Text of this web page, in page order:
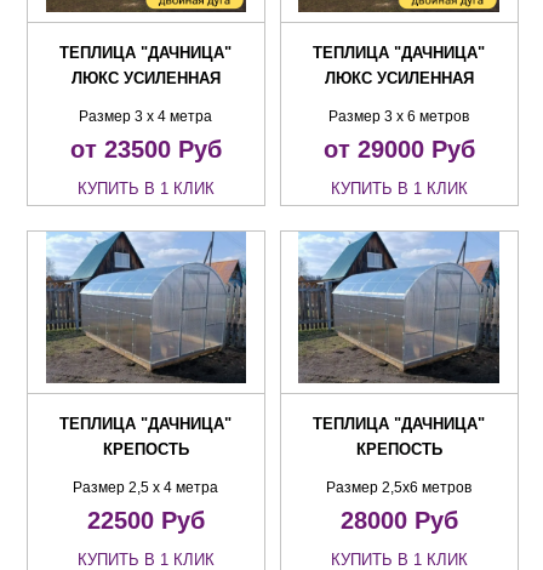
ТЕПЛИЦА "ДАЧНИЦА"
ЛЮКС УСИЛЕННАЯ
Размер 3 х 4 метра
от 23500Руб
КУПИТЬ В 1 КЛИК
ТЕПЛИЦА "ДАЧНИЦА"
ЛЮКС УСИЛЕННАЯ
Размер 3 х 6 метров
от 29000Руб
КУПИТЬ В 1 КЛИК
ТЕПЛИЦА "ДАЧНИЦА"
КРЕПОСТЬ
Размер 2,5 х 4 метра
22500Руб
КУПИТЬ В 1 КЛИК
ТЕПЛИЦА "ДАЧНИЦА"
КРЕПОСТЬ
Размер 2,5х6 метров
28000Руб
КУПИТЬ В 1 КЛИК